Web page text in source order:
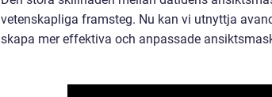
vetenskapliga framsteg. Nu kan vi utnyttja
skapa mer effektiva och anpassade